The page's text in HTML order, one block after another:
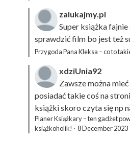
zalukajmy.pl
Super książka
sprawdzić film bo jest też
Przygoda Pana Kleksa – co to
xdziUnia92
Zawsze można
posiadać takie coś na
książki skoro czyta się np
Planer Książkary – ten gadżet
książkoholik! · 8 December 2023